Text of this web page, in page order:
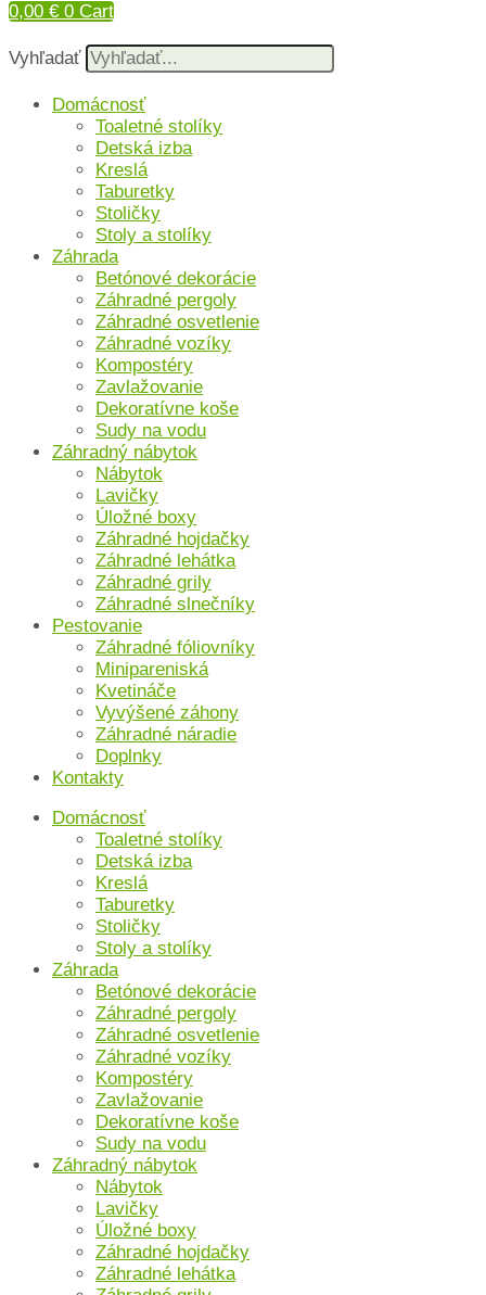
0,00 € 0 Cart
Vyhľadať
Domácnosť
Toaletné stolíky
Detská izba
Kreslá
Taburetky
Stoličky
Stoly a stolíky
Záhrada
Betónové dekorácie
Záhradné pergoly
Záhradné osvetlenie
Záhradné vozíky
Kompostéry
Zavlažovanie
Dekoratívne koše
Sudy na vodu
Záhradný nábytok
Nábytok
Lavičky
Úložné boxy
Záhradné hojdačky
Záhradné lehátka
Záhradné grily
Záhradné slnečníky
Pestovanie
Záhradné fóliovníky
Minipareniská
Kvetináče
Vyvýšené záhony
Záhradné náradie
Doplnky
Kontakty
Domácnosť
Toaletné stolíky
Detská izba
Kreslá
Taburetky
Stoličky
Stoly a stolíky
Záhrada
Betónové dekorácie
Záhradné pergoly
Záhradné osvetlenie
Záhradné vozíky
Kompostéry
Zavlažovanie
Dekoratívne koše
Sudy na vodu
Záhradný nábytok
Nábytok
Lavičky
Úložné boxy
Záhradné hojdačky
Záhradné lehátka